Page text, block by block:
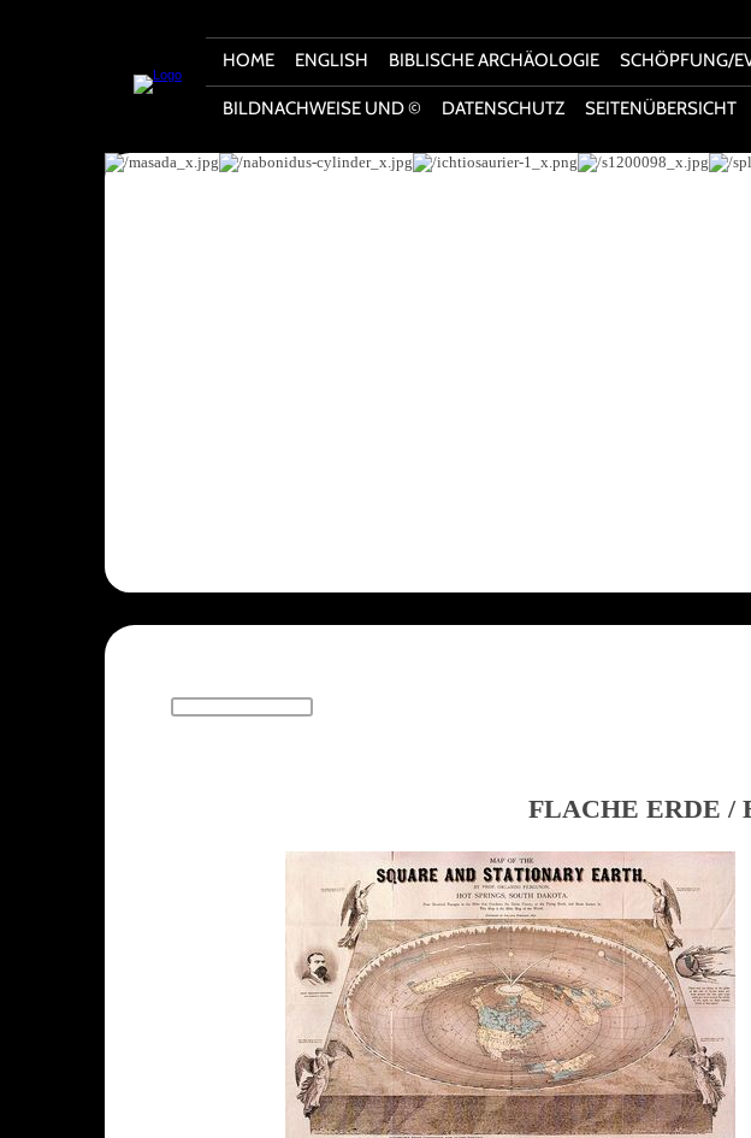
HOME ENGLISH BIBLISCHE ARCHÄOLOGIE SCHÖPFUNG/
BILDNACHWEISE UND © DATENSCHUTZ SEITENÜBERSICHT
FLACHE ERDE /